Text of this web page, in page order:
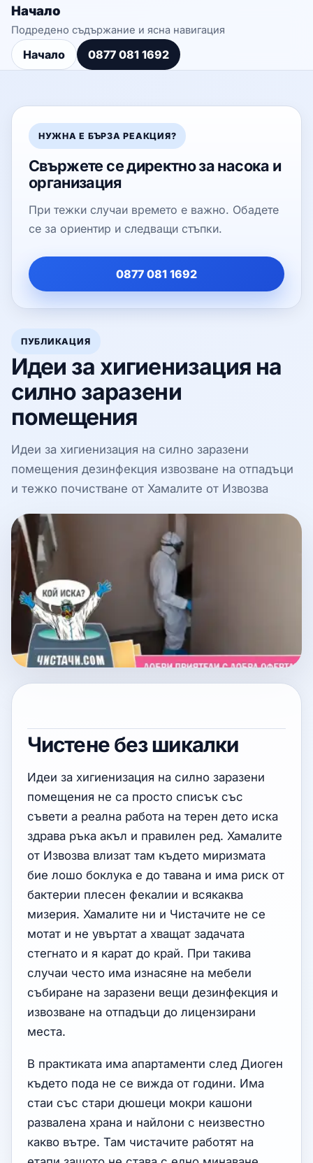
Начало
Подредено съдържание и ясна навигация
Начало 0877 081 1692
ПУБЛИКАЦИЯ
Идеи за хигиенизация на
силно заразени
помещения
Идеи за хигиенизация на силно заразени
помещения дезинфекция извозване на отпадъци
и тежко почистване от Хамалите от Извозва
Чистене без шикалки
Идеи за хигиенизация на силно заразени
помещения не са просто списък със
съвети а реална работа на терен дето иска
здрава ръка акъл и правилен ред. Хамалите
от Извозва влизат там където миризмата
бие лошо боклука е до тавана и има риск от
бактерии плесен фекалии и всякаква
мизерия. Хамалите ни и Чистачите не се
мотат и не увъртат а хващат задачата
стегнато и я карат до край. При такива
случаи често има изнасяне на мебели
събиране на заразени вещи дезинфекция и
извозване на отпадъци до лицензирани
места.
В практиката има апартаменти след Диоген
където пода не се вижда от години. Има
стаи със стари дюшеци мокри кашони
развалена храна и найлони с неизвестно
какво вътре. Там чистачите работят на
НУЖНА Е БЪРЗА РЕАКЦИЯ?
Свържете се директно за насока и
организация
При тежки случаи времето е важно. Обадете
се за ориентир и следващи стъпки.
0877 081 1692